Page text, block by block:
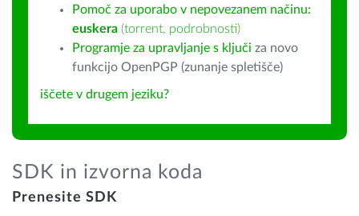
Pomoč za uporabo v nepovezanem načinu:
euskera (torrent, podrobnosti)
Programje za upravljanje s ključi za novo
funkcijo OpenPGP (zunanje spletišče)
iščete v drugem jeziku?
SDK in izvorna koda
Prenesite SDK